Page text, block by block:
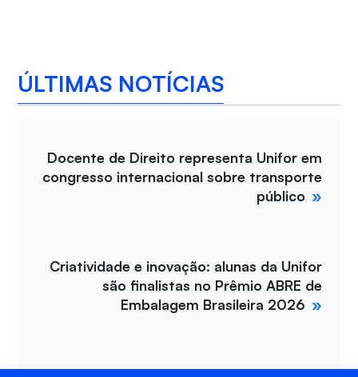
ÚLTIMAS NOTÍCIAS
Docente de Direito representa Unifor em
congresso internacional sobre transporte
público
Criatividade e inovação: alunas da Unifor
são finalistas no Prêmio ABRE de
Embalagem Brasileira 2026